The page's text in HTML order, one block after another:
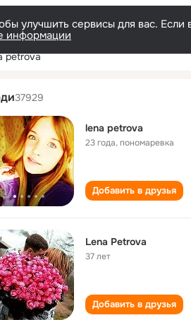
улучшить сервисы для вас.
информации
petrova
37929
lena petrova
23 года,пономаревка
Добавить в друзья
Lena Petrova
37 лет
Добавить в друзья